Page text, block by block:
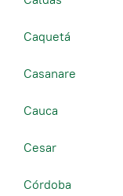
Caquetá
Casanare
Cauca
Cesar
Córdoba